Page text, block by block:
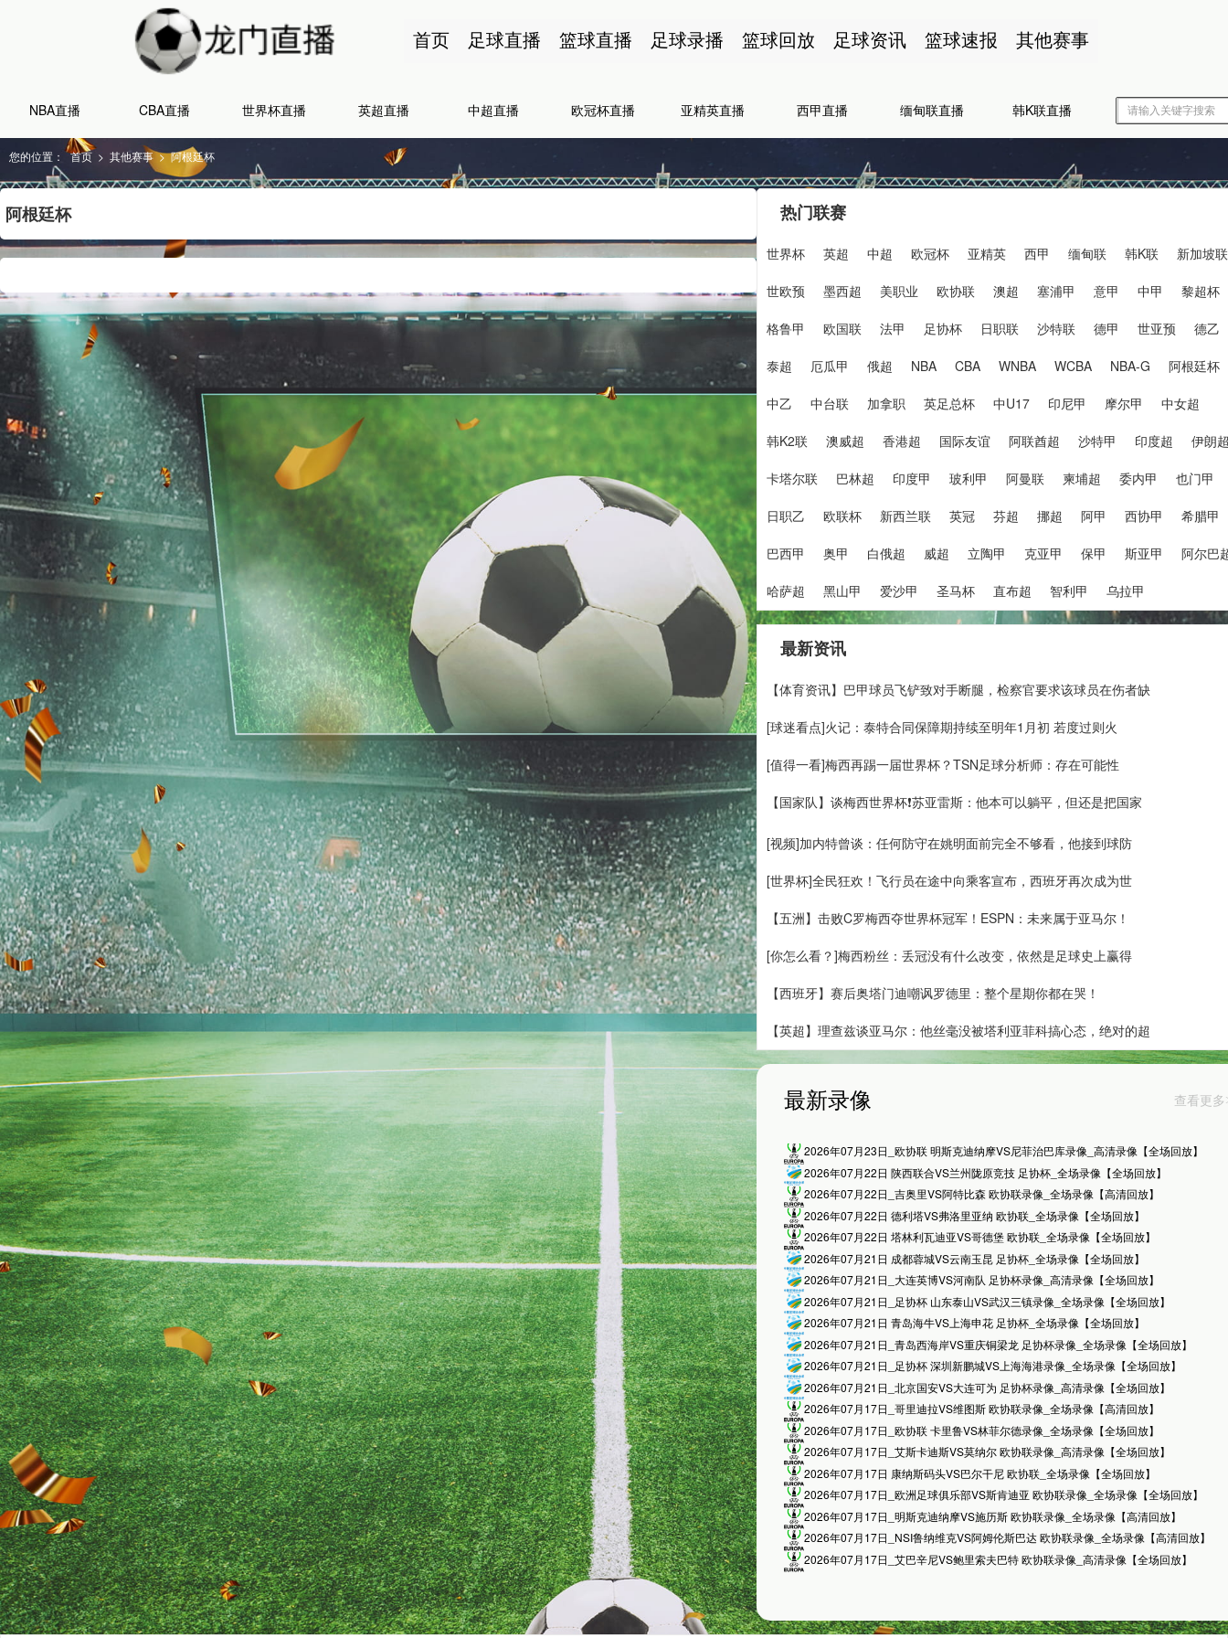
首页 足球直播 篮球直播 足球录播 篮球回放 足球资讯 篮球速报 其他赛事
NBA直播 CBA直播 世界杯直播 英超直播 中超直播 欧冠杯直播 亚精英直播 西甲直播 缅甸联直播 韩K联直播
您的位置： 首页 > 其他赛事>阿根廷杯
阿根廷杯 热门联赛
世界杯 英超 中超 欧冠杯 亚精英 西甲 缅甸联 韩K联 新加坡联
世欧预 墨西超 美职业 欧协联 澳超 塞浦甲 意甲 中甲 黎超杯
格鲁甲 欧国联 法甲 足协杯 日职联 沙特联 德甲 世亚预 德乙
泰超 厄瓜甲 俄超 NBA CBA WNBA WCBA NBA-G 阿根廷杯
中乙 中台联 加拿职 英足总杯 中U17 印尼甲 摩尔甲 中女超
韩K2联 澳威超 香港超 国际友谊 阿联酋超 沙特甲 印度超 伊朗
卡塔尔联 巴林超 印度甲 玻利甲 阿曼联 柬埔超 委内甲 也门甲
日职乙 欧联杯 新西兰联 英冠 芬超 挪超 阿甲 西协甲 希腊甲
巴西甲 奥甲 白俄超 威超 立陶甲 克亚甲 保甲 斯亚甲 阿尔巴
哈萨超 黑山甲 爱沙甲 圣马杯 直布超 智利甲 乌拉甲
最新资讯
【体育资讯】巴甲球员飞铲致对手断腿，检察官要求该球员在伤者缺
[球迷看点]火记：泰特合同保障期持续至明年1月初 若度过则火
[值得一看]梅西再踢一届世界杯？TSN足球分析师：存在可能性
【国家队】谈梅西世界杯❗苏亚雷斯：他本可以躺平，但还是把国家
[视频]加内特曾谈：任何防守在姚明面前完全不够看，他接到球防
[世界杯]全民狂欢！飞行员在途中向乘客宣布，西班牙再次成为世
【五洲】击败C罗梅西夺世界杯冠军！ESPN：未来属于亚马尔！
[你怎么看？]梅西粉丝：丢冠没有什么改变，依然是足球史上赢得
【西班牙】赛后奥塔门迪嘲讽罗德里：整个星期你都在哭！
【英超】理查兹谈亚马尔：他丝毫没被塔利亚菲科搞心态，绝对的超
最新录像 查看更多
2026年07月23日_欧协联 明斯克迪纳摩VS尼菲治巴库录像_高清录像【全场回放】
2026年07月22日 陕西联合VS兰州陇原竞技 足协杯_全场录像【全场回放】
2026年07月22日_吉奥里VS阿特比森 欧协联录像_全场录像【高清回放】
2026年07月22日 德利塔VS弗洛里亚纳 欧协联_全场录像【全场回放】
2026年07月22日 塔林利瓦迪亚VS哥德堡 欧协联_全场录像【全场回放】
2026年07月21日 成都蓉城VS云南玉昆 足协杯_全场录像【全场回放】
2026年07月21日_大连英博VS河南队 足协杯录像_高清录像【全场回放】
2026年07月21日_足协杯 山东泰山VS武汉三镇录像_全场录像【全场回放】
2026年07月21日 青岛海牛VS上海申花 足协杯_全场录像【全场回放】
2026年07月21日_青岛西海岸VS重庆铜梁龙 足协杯录像_全场录像【全场回放】
2026年07月21日_足协杯 深圳新鹏城VS上海海港录像_全场录像【全场回放】
2026年07月21日_北京国安VS大连可为 足协杯录像_高清录像【全场回放】
2026年07月17日_哥里迪拉VS维图斯 欧协联录像_全场录像【高清回放】
2026年07月17日_欧协联 卡里鲁VS林菲尔德录像_全场录像【全场回放】
2026年07月17日_艾斯卡迪斯VS莫纳尔 欧协联录像_高清录像【全场回放】
2026年07月17日 康纳斯码头VS巴尔干尼 欧协联_全场录像【全场回放】
2026年07月17日_欧洲足球俱乐部VS斯肯迪亚 欧协联录像_全场录像【全场回放】
2026年07月17日_明斯克迪纳摩VS施历斯 欧协联录像_全场录像【高清回放】
2026年07月17日_NSI鲁纳维克VS阿姆伦斯巴达 欧协联录像_全场录像【高清回放】
2026年07月17日_艾巴辛尼VS鲍里索夫巴特 欧协联录像_高清录像【全场回放】